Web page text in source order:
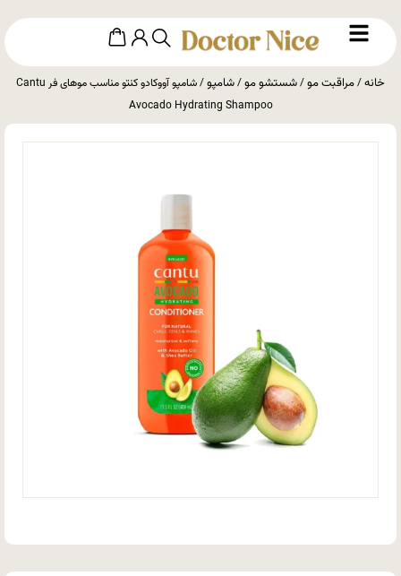
خانه/مراقبت مو/شستشو مو/شامپو
/ شامپو آووکادو کنتو مناسب موهای فر Cantu
Avocado Hydrating Shampoo